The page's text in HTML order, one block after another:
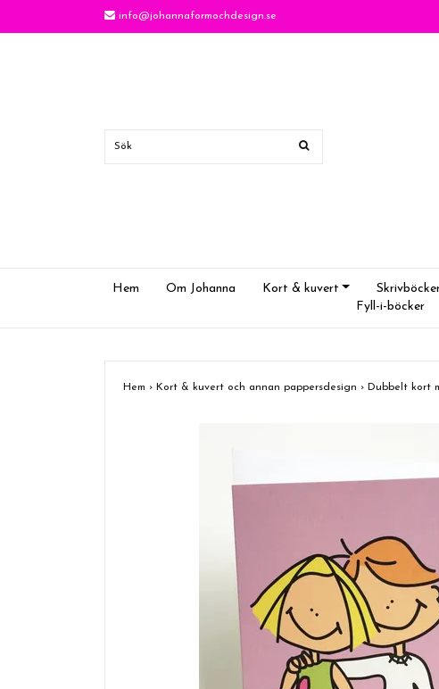
info@johannaformochdesign.se
Hem Om Johanna Kort & kuvert
Fyll-i-böcker
Hem › Kort & kuvert och annan pappersdesign › Dubbelt kort